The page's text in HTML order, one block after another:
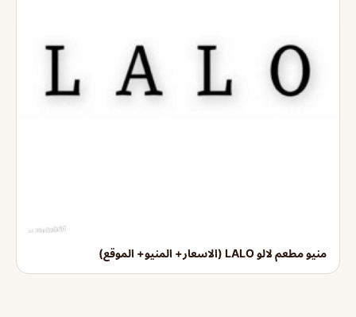
منيو مطعم لالو LALO (الاسعار+ المنيو+ الموقع)